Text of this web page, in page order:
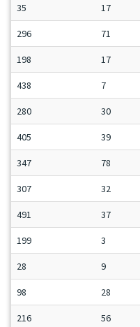
35 17
296 71
198 17
438 7
280 30
405 39
347 78
307 32
491 37
199 3
28 9
98 28
216 56